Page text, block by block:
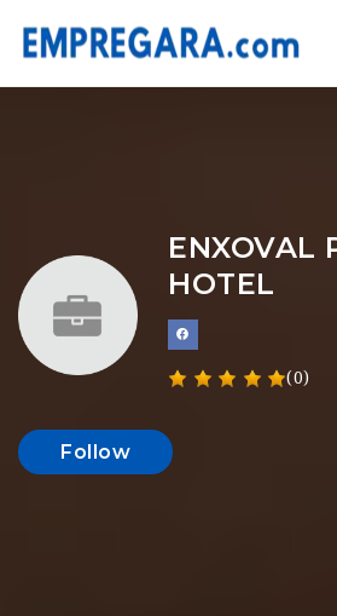
ENXOVAL
HOTEL
(0)
Follow